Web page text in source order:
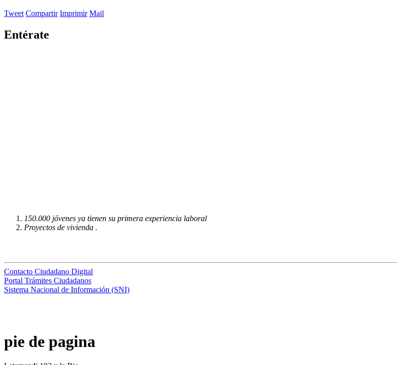
Tweet Compartir Imprimir Mail
Entérate
150.000 jóvenes ya tienen su primera experiencia laboral
Proyectos de vivienda .
Contacto Ciudadano Digital
Portal Trámites Ciudadanos
Sistema Nacional de Información (SNI)
pie de pagina